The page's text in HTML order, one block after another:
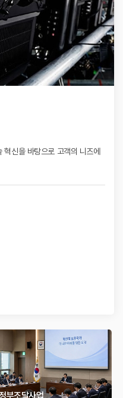
혁신을 바탕으로 고객의 니즈에
부조달사업